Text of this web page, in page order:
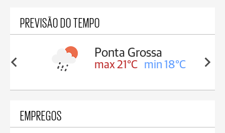
PREVISÃO DO TEMPO
18°C
Castro
max 22°C min 18°C
EMPREGOS